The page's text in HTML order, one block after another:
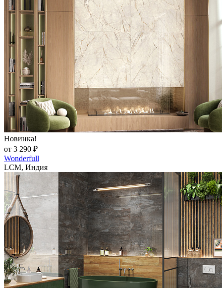
Новинка!
от 3 290 ₽
Wonderfull
LCM, Индия